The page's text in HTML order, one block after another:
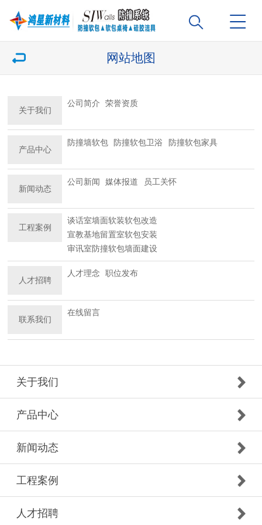
网站地图
关于我们
公司简介 荣誉资质
产品中心
防撞墙软包 防撞软包卫浴 防撞软包家具
新闻动态
公司新闻 媒体报道 员工关怀
工程案例
谈话室墙面软装软包改造
宣教基地留置室软包安装
审讯室防撞软包墙面建设
人才招聘
人才理念 职位发布
联系我们
在线留言
关于我们
产品中心
新闻动态
工程案例
人才招聘